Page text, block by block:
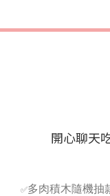
開心聊天
✅多肉積木隨機抽